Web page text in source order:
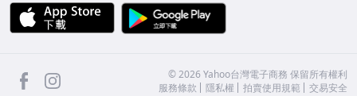
APP Store
facebook ©2026 Yahoo台灣電子商務 保留所有權利
服務條款
隱私權 拍賣使用規範 交易安全